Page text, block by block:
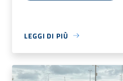
LEGGI DI PIÙ